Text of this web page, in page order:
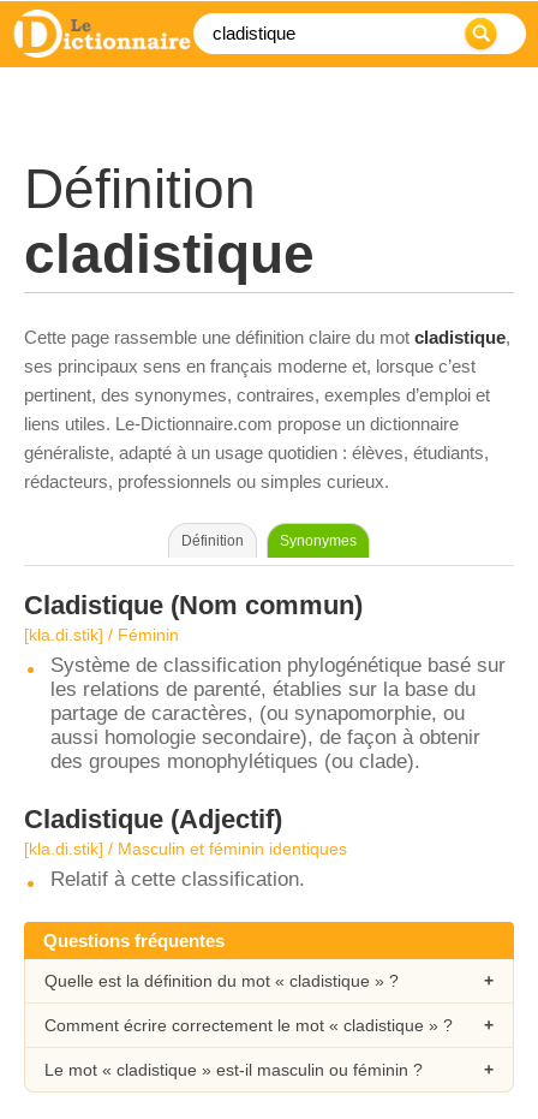
Définition
cladistique
Cette page rassemble une définition claire du mot cladistique,
ses principaux sens en français moderne et, lorsque c’est
pertinent, des synonymes, contraires, exemples d’emploi et
liens utiles. Le-Dictionnaire.com propose un dictionnaire
généraliste, adapté à un usage quotidien : élèves, étudiants,
rédacteurs, professionnels ou simples curieux.
Définition Synonymes
Cladistique (Nom commun)
[kla.di.stik] / Féminin
Système de classification phylogénétique basé sur
les relations de parenté, établies sur la base du
partage de caractères, (ou synapomorphie, ou
aussi homologie secondaire), de façon à obtenir
des groupes monophylétiques (ou clade).
Cladistique (Adjectif)
[kla.di.stik] / Masculin et féminin identiques
Relatif à cette classification.
Questions fréquentes
Quelle est la définition du mot « cladistique » ?
Comment écrire correctement le mot « cladistique » ?
Le mot « cladistique » est-il masculin ou féminin ?